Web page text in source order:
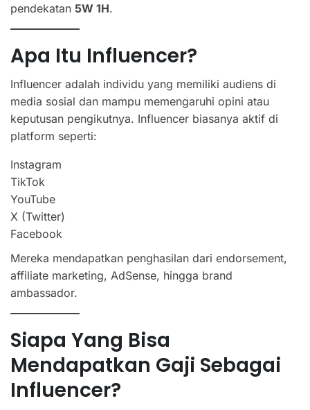
pendekatan 5W 1H.
Apa Itu Influencer?
Influencer adalah individu yang memiliki audiens di
media sosial dan mampu memengaruhi opini atau
keputusan pengikutnya. Influencer biasanya aktif di
platform seperti:
Instagram
TikTok
YouTube
X (Twitter)
Facebook
Mereka mendapatkan penghasilan dari endorsement,
affiliate marketing, AdSense, hingga brand
ambassador.
Siapa Yang Bisa
Mendapatkan Gaji Sebagai
Influencer?